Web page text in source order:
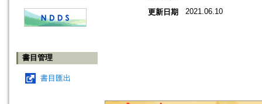
書目管理
書目匯出
更新日期 2021.06.10